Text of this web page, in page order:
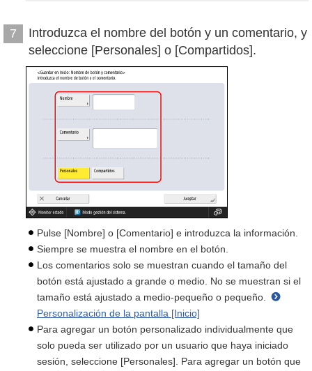
7
Introduzca el nombre del botón y un comentario, y
seleccione [Personales] o [Compartidos].
Pulse [Nombre] o [Comentario] e introduzca la información.
Siempre se muestra el nombre en el botón.
Los comentarios solo se muestran cuando el tamaño del
botón está ajustado a grande o medio. No se muestran si el
tamaño está ajustado a medio-pequeño o pequeño.
Personalización de la pantalla [Inicio]
Para agregar un botón personalizado individualmente que
solo pueda ser utilizado por un usuario que haya iniciado
sesión, seleccione [Personales]. Para agregar un botón que